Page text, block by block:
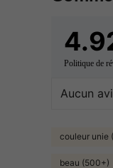
Politique de
Aucun
couleur unie
beau (500+)